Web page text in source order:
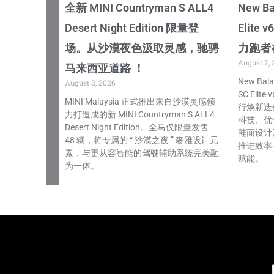
全新 MINI Countryman S ALL4
Desert Night Edition 限量登
场。从沙漠夜色汲取灵感，驰骋
马来西亚道路 ！
August 8, 2026
MINI Malaysia 正式推出来自沙漠灵感倾
力打造成的新 MINI Countryman S ALL4
Desert Night Edition。全马仅限量发售
48 辆，将专属的 “ 沙漠之夜 ” 奢雅设计元
素，与更从容智能的驾驶辅助系统完美融
为一体。
New
Elite
力跑
August 7,
New
SC Elite
行焕新
科技、
鞋面设
推进效
赋能。